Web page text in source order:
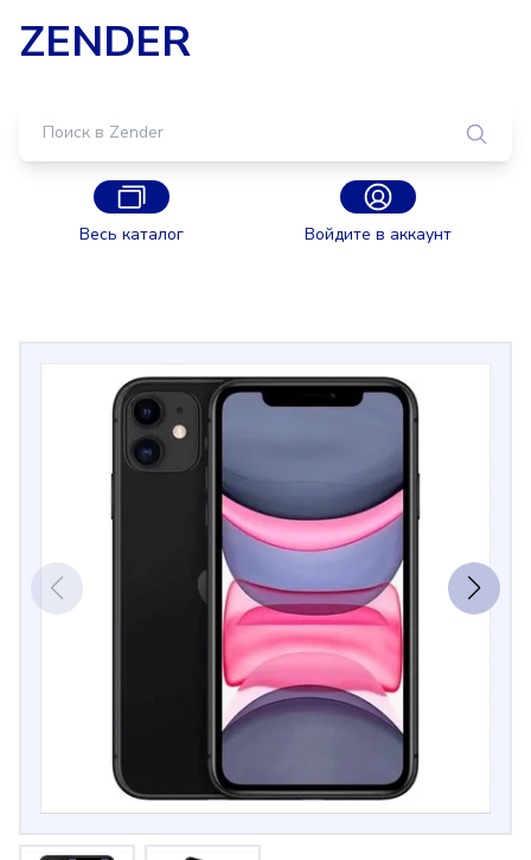
ZENDER
Весь каталог Войдите в аккаунт